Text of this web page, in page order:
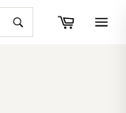
Recherche
Panier